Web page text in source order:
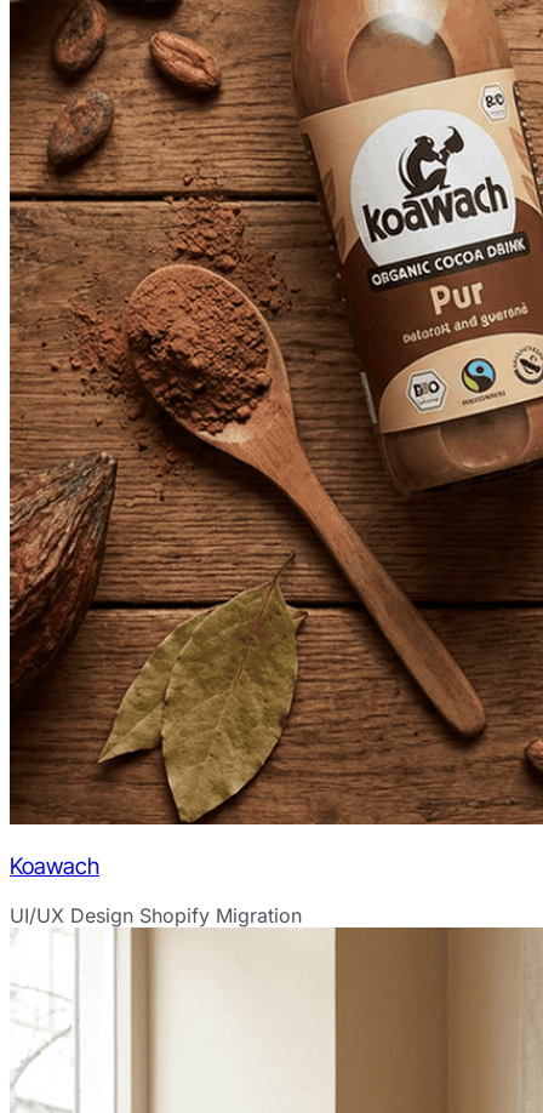
Koawach
UI/UX Design Shopify Migration